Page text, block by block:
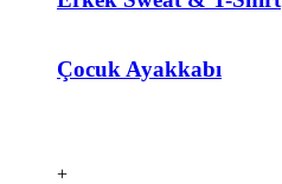
Çocuk Ayakkabı
+